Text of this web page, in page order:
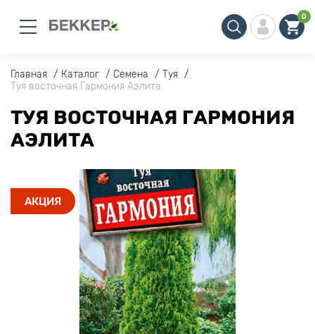
0
Главная Каталог Семена
Туя
Туя восточная Гармония Аэлита
ТУЯ ВОСТОЧНАЯ ГАРМОНИЯ
АЭЛИТА
АКЦИЯ